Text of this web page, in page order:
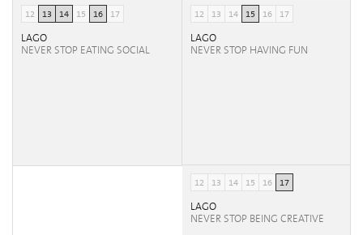
12 13 14 15 16 17
LAGO
NEVER STOP EATING SOCIAL
12 13 14 15 16 17
LAGO
NEVER STOP HAVING FUN
12 13 14 15 16 17
LAGO
NEVER STOP BEING CREATIVE